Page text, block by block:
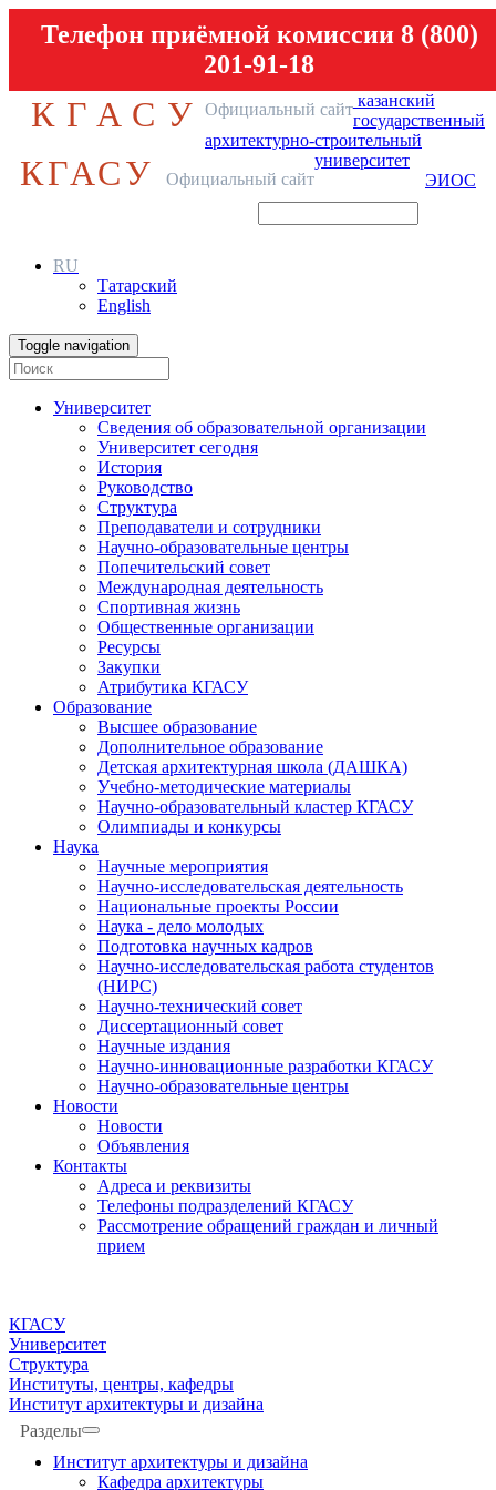
Телефон приёмной комиссии 8 (800)
201-91-18
КГАСУ Официальный сайт казанский
государственный
архитектурно-строительный
университет
КГАСУ Официальный сайт ЭИОС
RU
Татарский
English
Toggle navigation
Университет
Сведения об образовательной организации
Университет сегодня
История
Руководство
Структура
Преподаватели и сотрудники
Научно-образовательные центры
Попечительский совет
Международная деятельность
Спортивная жизнь
Общественные организации
Ресурсы
Закупки
Атрибутика КГАСУ
Образование
Высшее образование
Дополнительное образование
Детская архитектурная школа (ДАШКА)
Учебно-методические материалы
Научно-образовательный кластер КГАСУ
Олимпиады и конкурсы
Наука
Научные мероприятия
Научно-исследовательская деятельность
Национальные проекты России
Наука - дело молодых
Подготовка научных кадров
Научно-исследовательская работа студентов
(НИРС)
Научно-технический совет
Диссертационный совет
Научные издания
Научно-инновационные разработки КГАСУ
Научно-образовательные центры
Новости
Новости
Объявления
Контакты
Адреса и реквизиты
Телефоны подразделений КГАСУ
Рассмотрение обращений граждан и личный
прием
КГАСУ
Университет
Структура
Институты, центры, кафедры
Институт архитектуры и дизайна
Разделы
Институт архитектуры и дизайна
Кафедра архитектуры